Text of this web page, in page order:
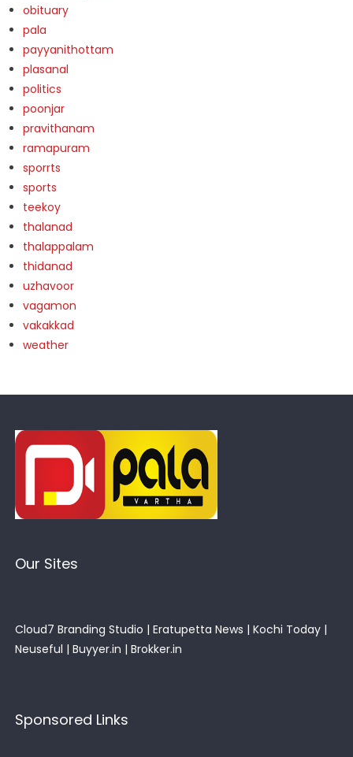
obituary
pala
payyanithottam
plasanal
politics
poonjar
pravithanam
ramapuram
sporrts
sports
teekoy
thalanad
thalappalam
thidanad
uzhavoor
vagamon
vakakkad
weather
Our Sites
Cloud7 Branding Studio | Eratupetta News | Kochi Today |
Neuseful | Buyyer.in | Brokker.in
Sponsored Links